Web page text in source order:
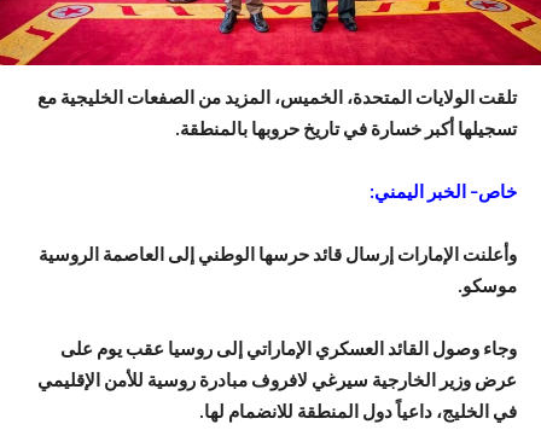
تلقت الولايات المتحدة، الخميس، المزيد من الصفعات الخليجية مع
تسجيلها أكبر خسارة في تاريخ حروبها بالمنطقة.
خاص– الخبر اليمني:
وأعلنت الإمارات إرسال قائد حرسها الوطني إلى العاصمة الروسية
موسكو.
وجاء وصول القائد العسكري الإماراتي إلى روسيا عقب يوم على
عرض وزير الخارجية سيرغي لافروف مبادرة روسية للأمن الإقليمي
في الخليج، داعياً دول المنطقة للانضمام لها.